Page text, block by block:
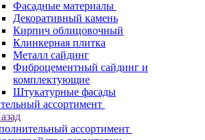
Фасадные материалы
Декоративный камень
Кирпич облицовочный
Клинкерная плитка
Металл сайдинг
Фиброцементный сайдинг и
комплектующие
Штукатурные фасады
ассортимент
ассортимент